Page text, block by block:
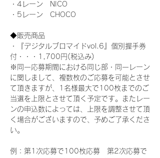
・4レーン　NICO
・5レーン　CHOCO
◆販売商品
・『デジタルブロマイドvol.6』個別握手券
付・・・1,700円(税込み)
※同一応募期間における同じ部・同一レーン
に関しまして、複数枚のご応募を可能とさせ
て頂きますが、1名様最大で100枚までのご
当選を上限とさせて頂く予定です。またレー
ンの申込数によっては、上限を調整させて頂
く場合がございますので、予めご了承くださ
い。
例：第1次応募で100枚応募　第2次応募で